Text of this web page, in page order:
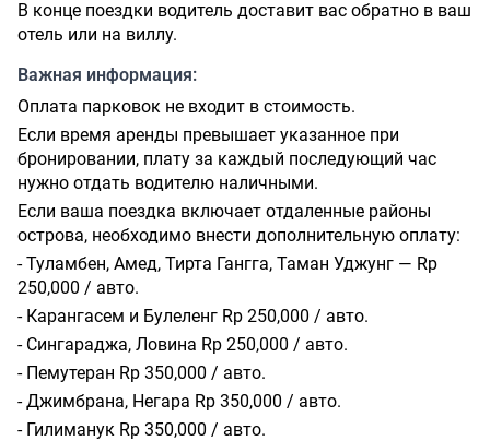
В конце поездки водитель доставит вас обратно в ваш
отель или на виллу.
Важная информация:
Оплата парковок не входит в стоимость.
Если время аренды превышает указанное при
бронировании, плату за каждый последующий час
нужно отдать водителю наличными.
Если ваша поездка включает отдаленные районы
острова, необходимо внести дополнительную оплату:
- Туламбен, Амед, Тирта Гангга, Таман Уджунг — Rp
250,000 / авто.
- Карангасем и Булеленг Rp 250,000 / авто.
- Сингараджа, Ловина Rp 250,000 / авто.
- Пемутеран Rp 350,000 / авто.
- Джимбрана, Негара Rp 350,000 / авто.
- Гилиманук Rp 350,000 / авто.